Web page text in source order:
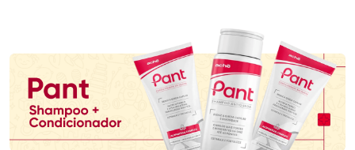
Promoção em Destaque